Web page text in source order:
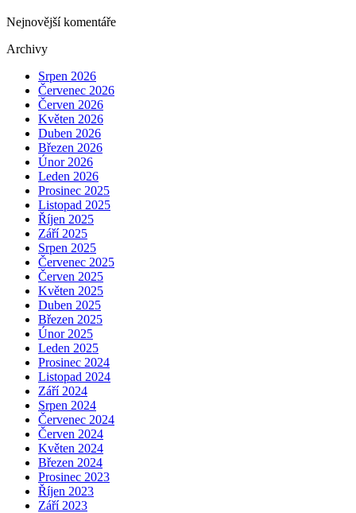
Nejnovější komentáře
Archivy
Srpen 2026
Červenec 2026
Červen 2026
Květen 2026
Duben 2026
Březen 2026
Únor 2026
Leden 2026
Prosinec 2025
Listopad 2025
Říjen 2025
Září 2025
Srpen 2025
Červenec 2025
Červen 2025
Květen 2025
Duben 2025
Březen 2025
Únor 2025
Leden 2025
Prosinec 2024
Listopad 2024
Září 2024
Srpen 2024
Červenec 2024
Červen 2024
Květen 2024
Březen 2024
Prosinec 2023
Říjen 2023
Září 2023